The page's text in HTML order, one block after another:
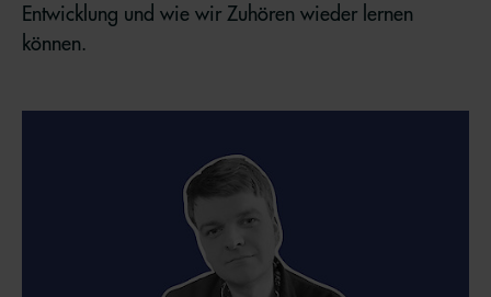
Entwicklung und wie wir Zuhören wieder lernen
können.